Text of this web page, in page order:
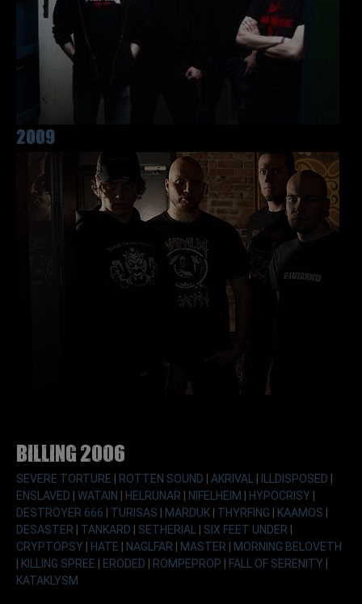
2009
Billing 2006
SEVERE TORTURE | ROTTEN SOUND | AKRIVAL | ILLDISPOSED |
ENSLAVED | WATAIN | HELRUNAR | NIFELHEIM | HYPOCRISY |
DESTRÖYER 666 | TURISAS | MARDUK | THYRFING | KAAMOS |
DESASTER | TANKARD | SETHERIAL | SIX FEET UNDER |
CRYPTOPSY | HATE | NAGLFAR | MASTER | MORNING BELOVETH
| KILLING SPREE | ERODED | ROMPEPROP | FALL OF SERENITY |
KATAKLYSM